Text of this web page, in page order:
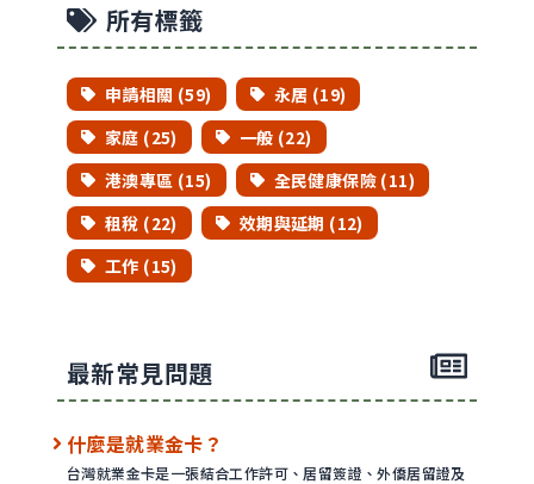
所有標籤
申請相關 (59)
永居 (19)
家庭 (25)
一般 (22)
港澳專區 (15)
全民健康保險 (11)
租稅 (22)
效期與延期 (12)
工作 (15)
最新常見問題
什麼是就業金卡？
台灣就業金卡是一張結合工作許可、居留簽證、外僑居留證及